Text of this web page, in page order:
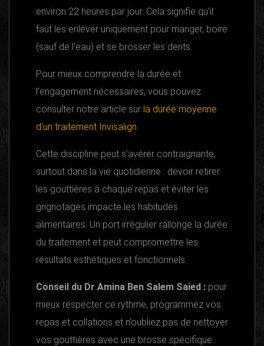
environ 22 heures par jour. Cela signifie qu’il
faut les enlever uniquement pour manger, boire
(sauf de l’eau) et se brosser les dents.
Pour mieux comprendre la durée et
l’engagement nécessaires, vous pouvez
consulter notre article sur la durée moyenne
d’un traitement Invisalign.
Cette discipline peut s’avérer contraignante,
surtout dans la vie quotidienne : devoir retirer
les gouttières à chaque repas et éviter les
grignotages impacte les habitudes
alimentaires. Un port irrégulier rallonge la durée
du traitement et peut compromettre les
résultats esthétiques et fonctionnels.
Conseil du Dr Amina Ben Salem Saied : pour
mieux respecter ce rythme, programmez vos
repas et collations et n’oubliez pas de nettoyer
vos gouttières avec une brosse spécifique